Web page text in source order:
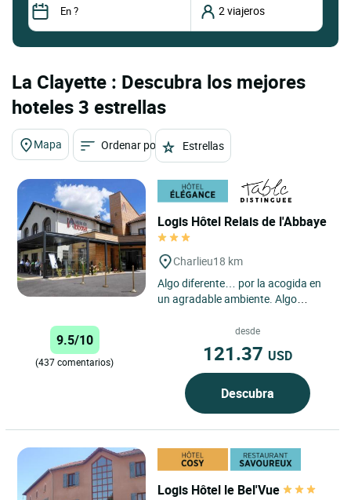
La Clayette : Descubra los mejores
hoteles 3 estrellas
Mapa Ordenar por Estrellas
Logis Hôtel Relais de l'Abbaye
Charlieu18 km
Algo diferente… por la acogida en
un agradable ambiente. Algo
habitaciones completamente...
9.5/10
(437 comentarios)
desde
121.37 USD
Descubra
Logis Hôtel le Bel'Vue